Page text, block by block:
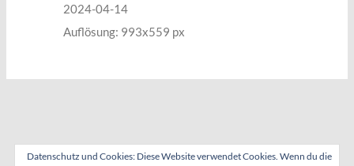
2024-04-14
Auflösung: 993x559 px
Datenschutz und Cookies: Diese Website verwendet Cookies. Wenn du die